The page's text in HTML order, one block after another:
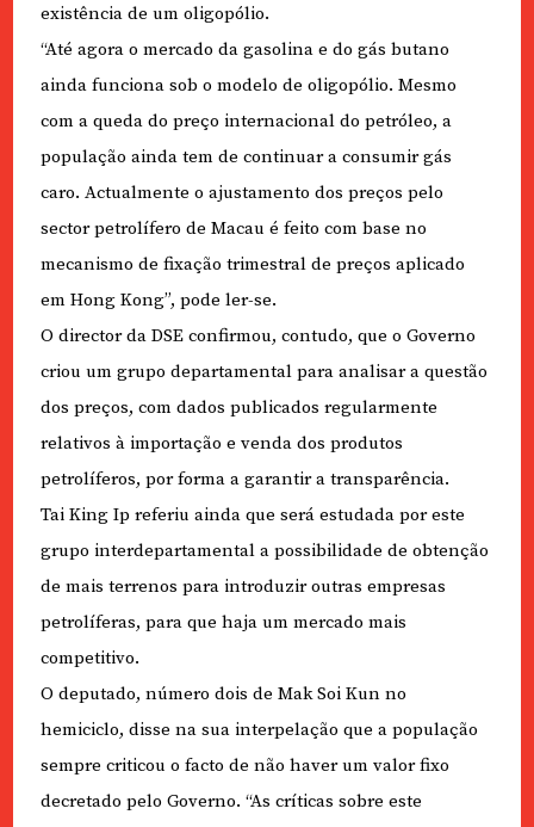
existência de um oligopólio.
“Até agora o mercado da gasolina e do gás butano
ainda funciona sob o modelo de oligopólio. Mesmo
com a queda do preço internacional do petróleo, a
população ainda tem de continuar a consumir gás
caro. Actualmente o ajustamento dos preços pelo
sector petrolífero de Macau é feito com base no
mecanismo de fixação trimestral de preços aplicado
em Hong Kong”, pode ler-se.
O director da DSE confirmou, contudo, que o Governo
criou um grupo departamental para analisar a questão
dos preços, com dados publicados regularmente
relativos à importação e venda dos produtos
petrolíferos, por forma a garantir a transparência.
Tai King Ip referiu ainda que será estudada por este
grupo interdepartamental a possibilidade de obtenção
de mais terrenos para introduzir outras empresas
petrolíferas, para que haja um mercado mais
competitivo.
O deputado, número dois de Mak Soi Kun no
hemiciclo, disse na sua interpelação que a população
sempre criticou o facto de não haver um valor fixo
decretado pelo Governo. “As críticas sobre este